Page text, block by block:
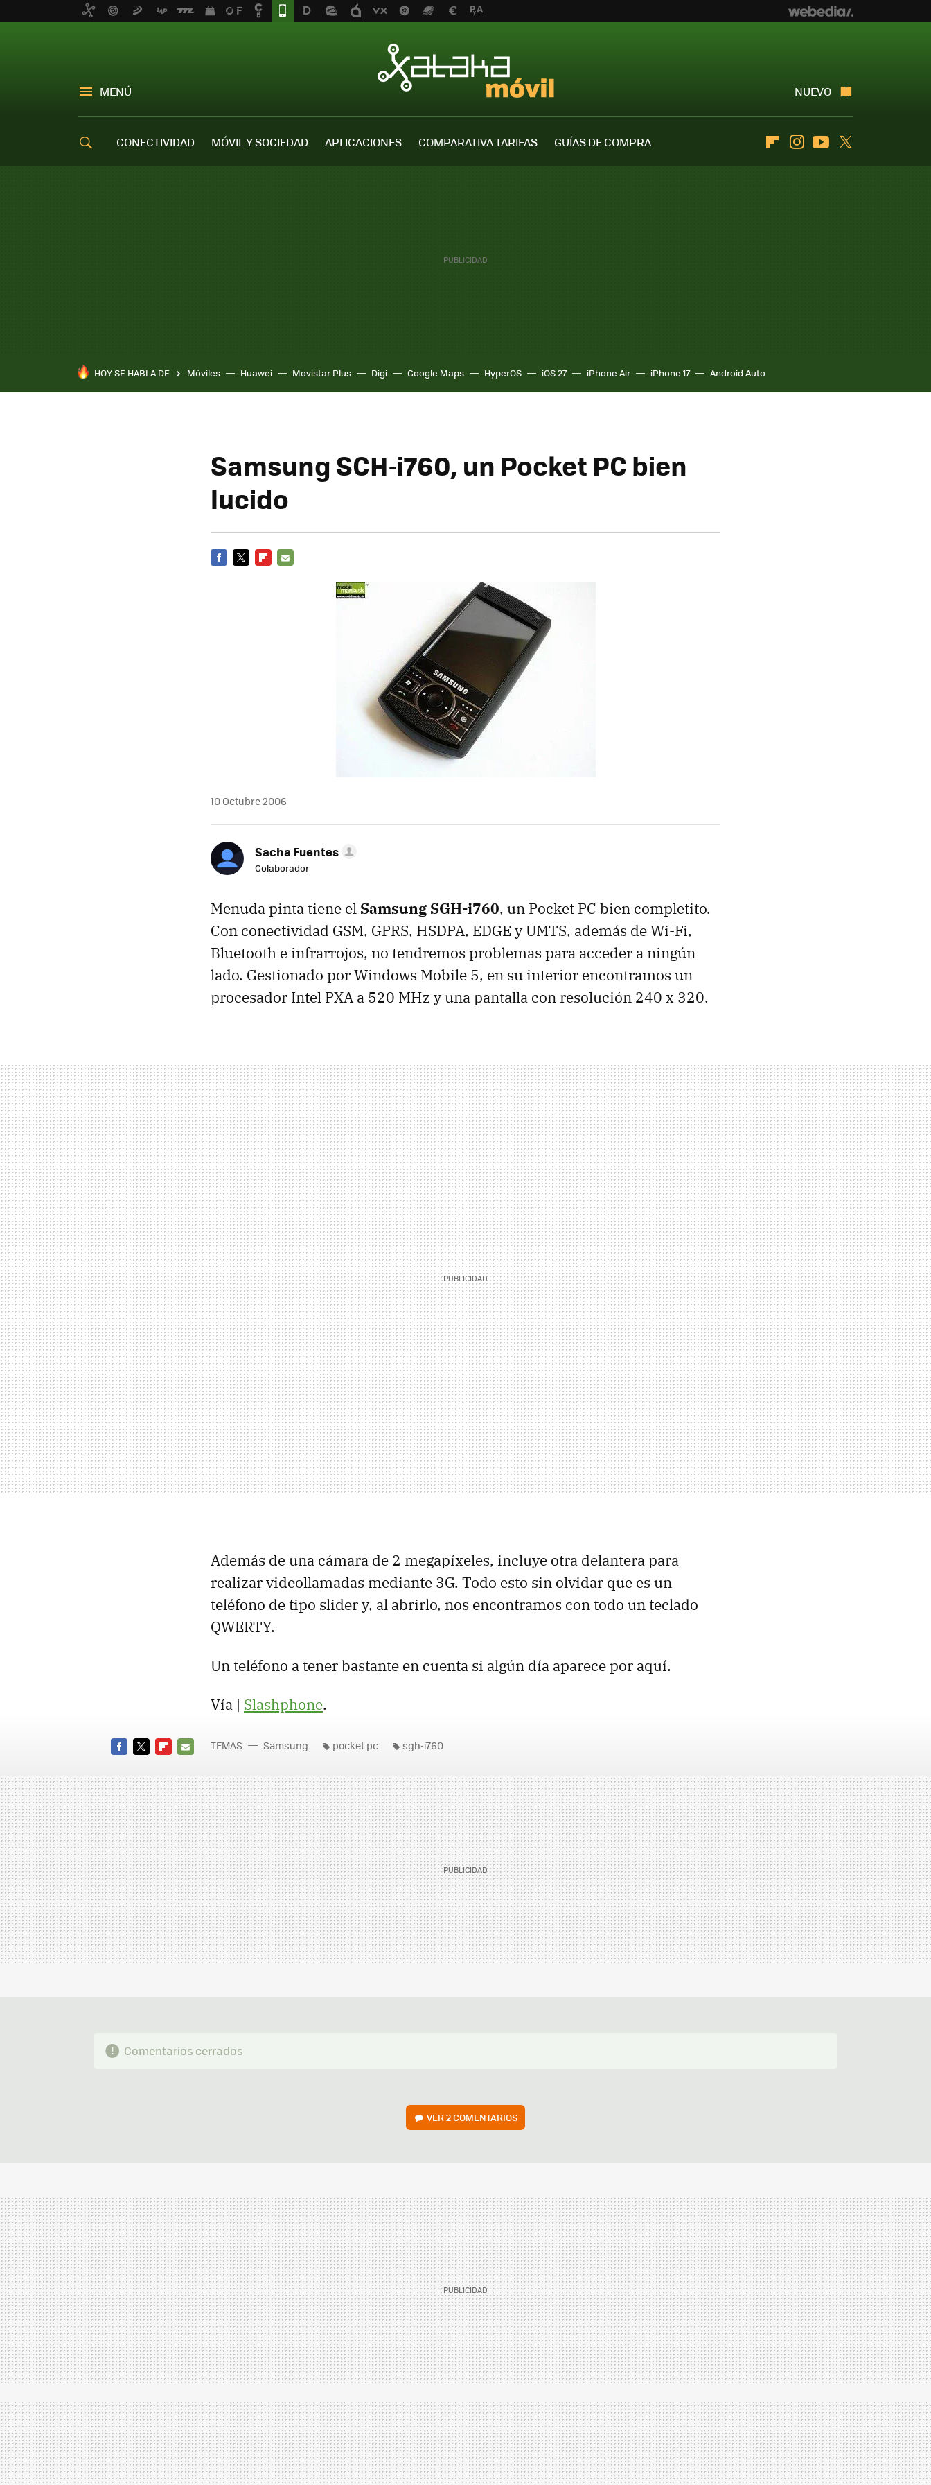
MENÚ NUEVO
CONECTIVIDAD MÓVIL Y SOCIEDAD APLICACIONES COMPARATIVA TARIFAS
GUÍAS DE COMPRA
FlipboardInstagramYoutube
HOY SE HABLA DE Móviles Huawei Movistar Plus Digi Google Maps HyperOS iOS 27 iPhone Air iPhone 17 Android Auto
Samsung SCH-i760, un Pocket PC bien
lucido
10 Octubre 2006
Sacha Fuentes
Colaborador
Menuda pinta tiene el Samsung SGH-i760, un Pocket PC bien completito.
Con conectividad GSM, GPRS, HSDPA, EDGE y UMTS, además de Wi-Fi,
Bluetooth e infrarrojos, no tendremos problemas para acceder a ningún
lado. Gestionado por Windows Mobile 5, en su interior encontramos un
procesador Intel PXA a 520 MHz y una pantalla con resolución 240 x 320.
Además de una cámara de 2 megapíxeles, incluye otra delantera para
realizar videollamadas mediante 3G. Todo esto sin olvidar que es un
teléfono de tipo slider y, al abrirlo, nos encontramos con todo un teclado
QWERTY.
Un teléfono a tener bastante en cuenta si algún día aparece por aquí.
Vía | Slashphone.
MAIL
TEMAS Samsung pocket pc sgh-i760
Comentarios cerrados
VER2 COMENTARIOS